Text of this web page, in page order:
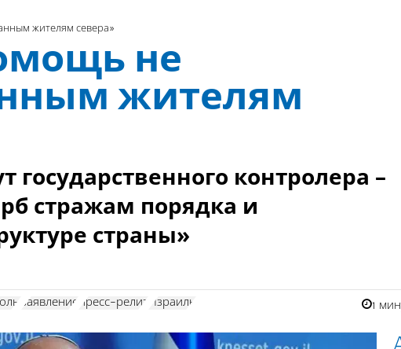
жителям севера»
не
жителям
государственного контролера –
стражам порядка и
страны»
заявление пресс-релиз Израиль 1